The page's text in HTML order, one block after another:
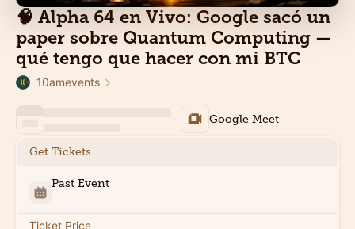
🧠 Alpha 64 en Vivo: Google sacó un
paper sobre Quantum Computing —
qué tengo que hacer con mi BTC
10amevents
Google Meet
Get Tickets
Past Event
Ticket Price